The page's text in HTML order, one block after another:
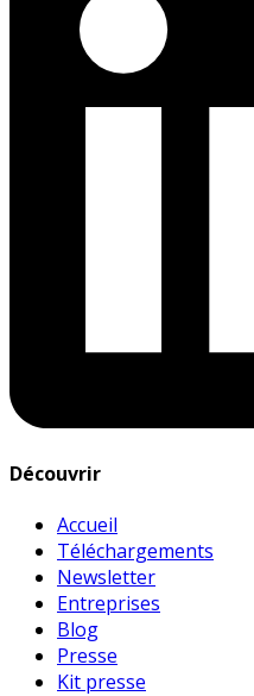
Découvrir
Accueil
Téléchargements
Newsletter
Entreprises
Blog
Presse
Kit presse